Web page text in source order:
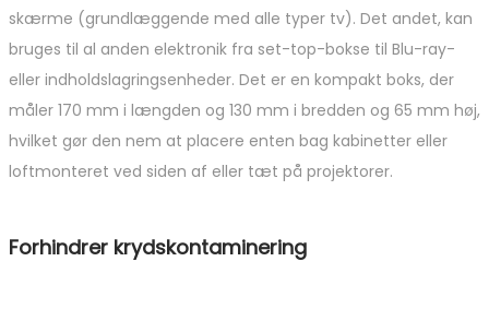
skærme (grundlæggende med alle typer tv). Det andet, kan
bruges til al anden elektronik fra set-top-bokse til Blu-ray-
eller indholdslagringsenheder. Det er en kompakt boks, der
måler 170 mm i længden og 130 mm i bredden og 65 mm høj,
hvilket gør den nem at placere enten bag kabinetter eller
loftmonteret ved siden af ​​eller tæt på projektorer.
Forhindrer krydskontaminering